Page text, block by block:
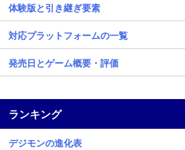
体験版と引き継ぎ要素
対応プラットフォームの一覧
発売日とゲーム概要・評価
ランキング
デジモンの進化表